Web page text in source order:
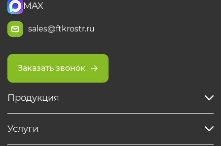
MAX
sales@ftkrostr.ru
Заказать звонок
Продукция
Услуги